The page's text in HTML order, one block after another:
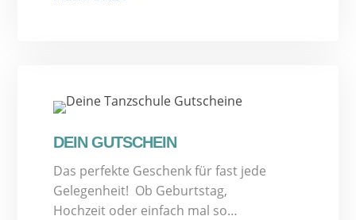
DEIN GUTSCHEIN
Das perfekte Geschenk für fast jede
Gelegenheit! Ob Geburtstag,
Hochzeit oder einfach mal so…